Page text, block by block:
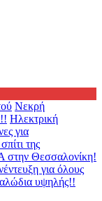
Νεκρή
Ηλεκτρική
για
της
Θεσσαλονίκη!
για όλους
υψηλής!!